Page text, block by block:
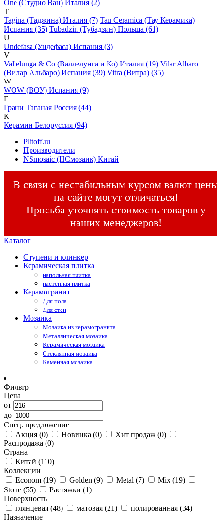
One (Студио Ван) Италия (2)
T
Tagina (Таджина) Италия (7) Tau Ceramica (Тау Керамика)
Испания (35) Tubadzin (Тубадзин) Польша (61)
U
Undefasa (Ундефаса) Испания (3)
V
Vallelunga & Co (Валлелунга и Ко) Италия (19) Vilar Albaro
(Вилар Альбаро) Испания (39) Vitra (Витра) (35)
W
WOW (ВОУ) Испания (9)
Г
Грани Таганая Россия (44)
К
Керамин Белоруссия (94)
Plitoff.ru
Производители
NSmosaic (НСмозаик) Китай
В связи с нестабильным курсом валют
на сайте могут отличаться!
Просьба уточнять стоимость товаров у
наших менеджеров!
Каталог
Ступени и клинкер
Керамическая плитка
напольная плитка
настенная плитка
Керамогранит
Для пола
Для стен
Мозаика
Мозаика из керамогранита
Металлическая мозаика
Керамическая мозаика
Стеклянная мозаика
Каменная мозаика
Фильтр
Цена
от
до
Спец. предложение
Акция (0) Новинка (0) Хит продаж (0)
Распродажа (0)
Страна
Китай (110)
Коллекции
Econom (19) Golden (9) Metal (7) Mix (19)
Stone (55) Растяжки (1)
Поверхность
глянцевая (48) матовая (21) полированная (34)
Назначение